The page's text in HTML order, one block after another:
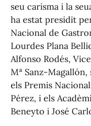
seu carisma i la
ha estat presidit
Nacional de
Lourdes Plana
Alfonso Rodés,
Mª Sanz-
els Premis
Pérez, i els
Beneyto i José